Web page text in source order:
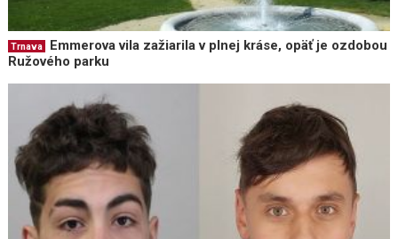
Trnava
Emmerova vila zažiarila v plnej kráse, opäť je ozdobou
Ružového parku